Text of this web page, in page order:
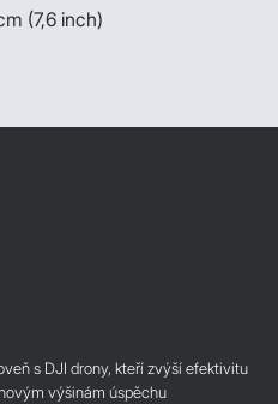
(7,6 inch)
s DJI drony, kteří zvýší efektivitu
výšinám úspěchu